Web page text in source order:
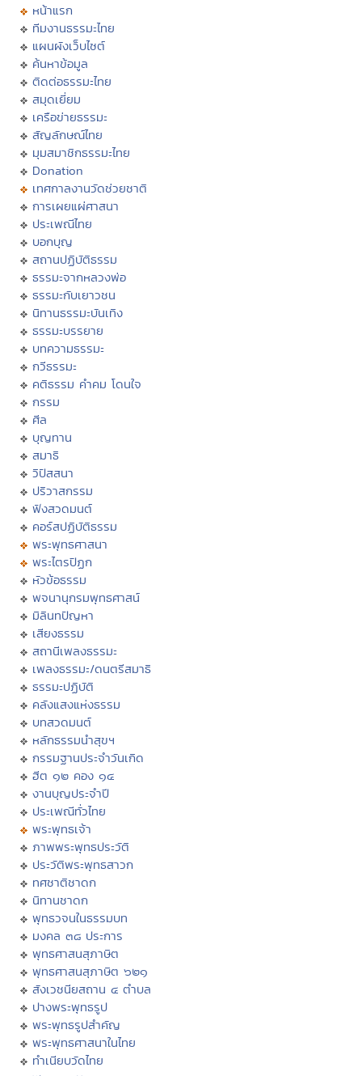
หน้าแรก
ทีมงานธรรมะไทย
แผนผังเว็บไซต์
ค้นหาข้อมูล
ติดต่อธรรมะไทย
สมุดเยี่ยม
เครือข่ายธรรมะ
สัญลักษณ์ไทย
มุมสมาชิกธรรมะไทย
Donation
เทศกาลงานวัดช่วยชาติ
การเผยแผ่ศาสนา
ประเพณีไทย
บอกบุญ
สถานปฏิบัติธรรม
ธรรมะจากหลวงพ่อ
ธรรมะกับเยาวชน
นิทานธรรมะบันเทิง
ธรรมะบรรยาย
บทความธรรมะ
กวีธรรมะ
คติธรรม คำคม โดนใจ
กรรม
ศีล
บุญทาน
สมาธิ
วิปัสสนา
ปริวาสกรรม
ฟังสวดมนต์
คอร์สปฏิบัติธรรม
พระพุทธศาสนา
พระไตรปิฏก
หัวข้อธรรม
พจนานุกรมพุทธศาสน์
มิลินทปัญหา
เสียงธรรม
สถานีเพลงธรรมะ
เพลงธรรมะ/ดนตรีสมาธิ
ธรรมะปฏิบัติ
คลังแสงแห่งธรรม
บทสวดมนต์
หลักธรรมนำสุขฯ
กรรมฐานประจำวันเกิด
ฮีต ๑๒ คอง ๑๔
งานบุญประจำปี
ประเพณีทั่วไทย
พระพุทธเจ้า
ภาพพระพุทธประวัติ
ประวัติพระพุทธสาวก
ทศชาติชาดก
นิทานชาดก
พุทธวจนในธรรมบท
มงคล ๓๘ ประการ
พุทธศาสนสุภาษิต
พุทธศาสนสุภาษิต ๖๒๑
สังเวชนียสถาน ๔ ตำบล
ปางพระพุทธรูป
พระพุทธรูปสำคัญ
พระพุทธศาสนาในไทย
ทำเนียบวัดไทย